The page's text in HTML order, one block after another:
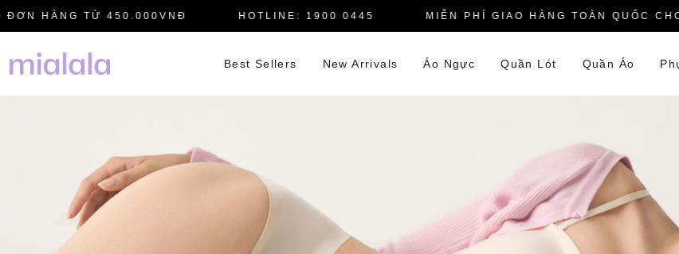
HÀNG TỪ 450.000VNĐ HOTLINE: 1900 0445 MIỄN PHÍ GIAO HÀNG TOÀN QUỐC CHO
Best Sellers New Arrivals Áo Ngực Quần Lót Quần Áo